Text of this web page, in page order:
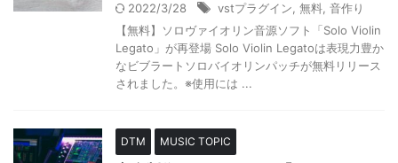
2022/3/28 vstプラグイン 無料 音作り
【無料】ソロヴァイオリン音源ソフト「Solo Violin
Legato」が再登場 Solo Violin Legatoは表現力豊か
なビブラートソロバイオリンパッチが無料リリース
されました。※使用には ...
DTM MUSIC TOPIC